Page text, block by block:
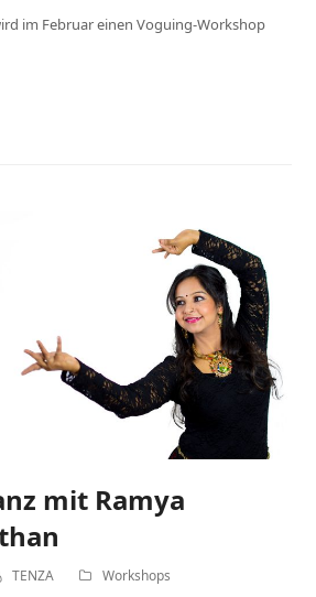
im Februar einen Voguing-Workshop
mit Ramya
TENZA Workshops